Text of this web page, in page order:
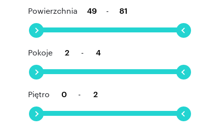
Powierzchnia -
Pokoje -
Piętro -